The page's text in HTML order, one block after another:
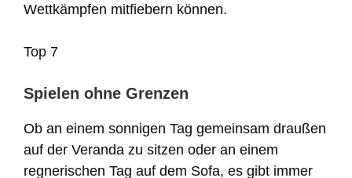
Wettkämpfen mitfiebern können.
Top 7
Spielen ohne Grenzen
Ob an einem sonnigen Tag gemeinsam draußen
auf der Veranda zu sitzen oder an einem
regnerischen Tag auf dem Sofa, es gibt immer